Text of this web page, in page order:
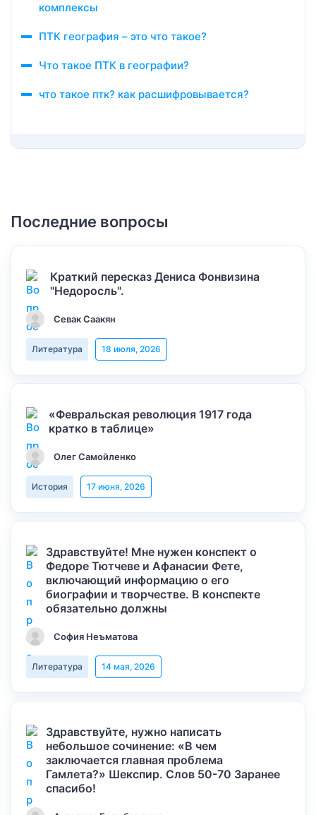
комплексы
ПТК география – это что такое?
Что такое ПТК в географии?
что такое птк? как расшифровывается?
Последние вопросы
Краткий пересказ Дениса Фонвизина
"Недоросль".
Севак Саакян
Литература 18 июля, 2026
«Февральская революция 1917 года
кратко в таблице»
Олег Самойленко
История 17 июня, 2026
Здравствуйте! Мне нужен конспект о
Федоре Тютчеве и Афанасии Фете,
включающий информацию о его
биографии и творчестве. В конспекте
обязательно должны
София Неъматова
Литература 14 мая, 2026
Здравствуйте, нужно написать
небольшое сочинение: «В чем
заключается главная проблема
Гамлета?» Шекспир. Слов 50-70 Заранее
спасибо!